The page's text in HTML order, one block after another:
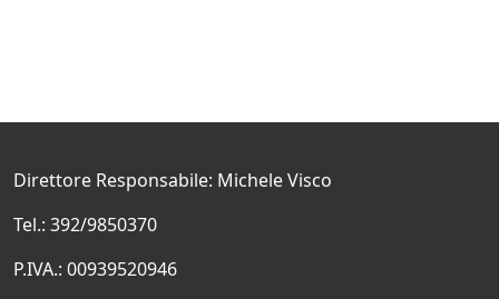
Direttore Responsabile: Michele Visco
Tel.: 392/9850370
P.IVA.: 00939520946